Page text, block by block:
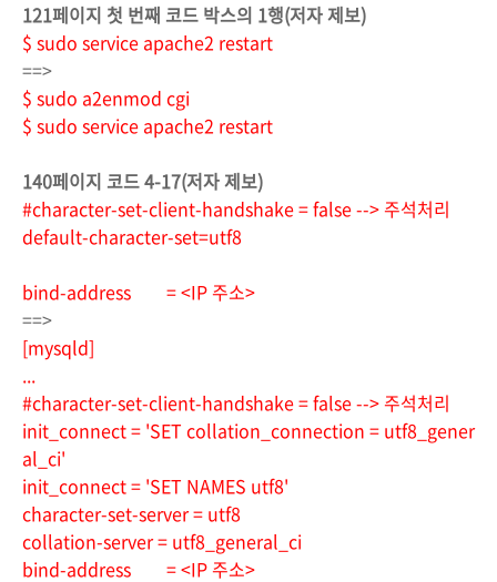
121페이지 첫 번째 코드 박스의 1행(저자 제보)
$ sudo service apache2 restart
==>
$ sudo a2enmod cgi
$ sudo service apache2 restart
140페이지 코드 4-17(저자 제보)
#character-set-client-handshake = false --> 주석처리
default-character-set=utf8
bind-address = <IP 주소>
==>
[mysqld]
...
#character-set-client-handshake = false --> 주석처리
init_connect = 'SET collation_connection = utf8_gener
al_ci'
init_connect = 'SET NAMES utf8'
character-set-server = utf8
collation-server = utf8_general_ci
bind-address = <IP 주소>